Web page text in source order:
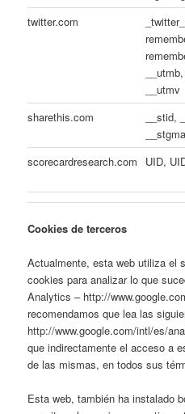
twitter.com
__utmv
sharethis.com
scorecardresearch.com
UID,
Cookies de terceros
Actualmente, esta web utiliza el
cookies para analizar lo que
Analytics – http://
recomendamos que lea las
http://www.google.com/intl/es/
que indirectamente el acceso a
de las mismas, en todos sus
Esta web, también ha instalado